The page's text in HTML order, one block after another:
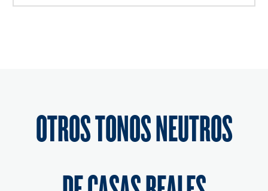
OTROS TONOS NEUTROS